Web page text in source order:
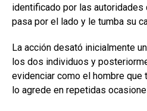
identificado por las autoridades
pasa por el lado y le tumba su
La acción desató inicialmente
los dos individuos y
evidenciar como el hombre que
lo agrede en repetidas